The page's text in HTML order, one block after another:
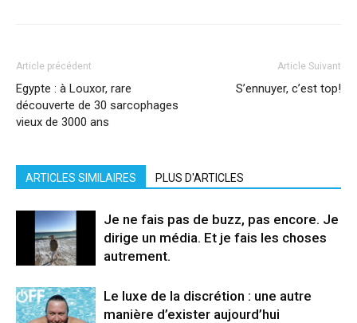
Article précédent
Egypte : à Louxor, rare
découverte de 30 sarcophages
vieux de 3000 ans
Article Suivant
S’ennuyer, c’est top!
ARTICLES SIMILAIRES PLUS D'ARTICLES
Je ne fais pas de buzz, pas encore. Je
dirige un média. Et je fais les choses
autrement.
Le luxe de la discrétion : une autre
manière d’exister aujourd’hui